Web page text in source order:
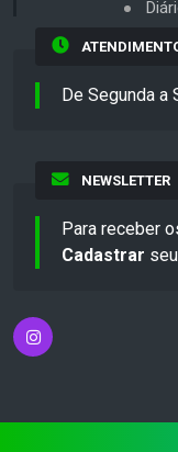
De Segunda a
NEWSLETTER
Para receber
Cadastrar